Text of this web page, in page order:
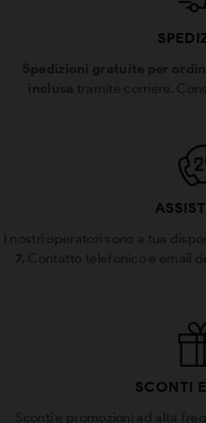
Spedizioni gratuite per
inclusa tramite corriere.
I nostri operatori sono a tua
7. Contatto telefonico e email
SCONTI
Sconti e promozioni ad alta